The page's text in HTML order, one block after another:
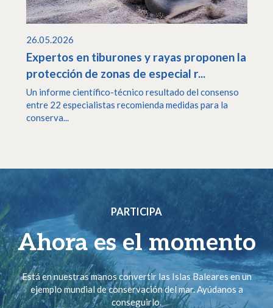
26.05.2026
Expertos en tiburones y rayas proponen la
protección de zonas de especial r...
Un informe científico-técnico resultado del consenso
entre 22 especialistas recomienda medidas para la
conserva...
PARTICIPA
Ahora es el momento
Está en nuestras manos convertir las Islas Baleares en un
ejemplo mundial de conservación del mar. Ayúdanos a
conseguirlo.